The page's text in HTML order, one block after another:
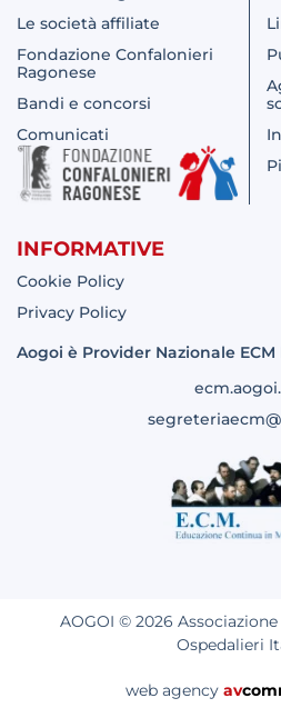
Le società affiliate
Fondazione Confalonieri
Ragonese
Bandi e concorsi
Comunicati
INFORMATIVE
Cookie Policy
Privacy Policy
Aogoi è Provider Nazionale ECM
AOGOI © 2026
Ospedalieri
web agency av